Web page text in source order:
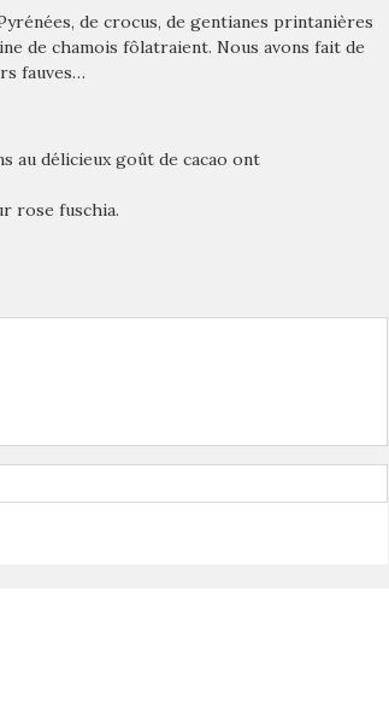
de crocus, de gentianes printanières
de chamois fôlatraient. Nous avons fait de
fauves…
au délicieux goût de cacao ont
rose fuschia.